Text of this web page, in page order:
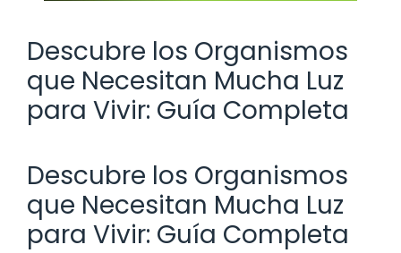
Descubre los Organismos
que Necesitan Mucha Luz
para Vivir: Guía Completa
Descubre los Organismos
que Necesitan Mucha Luz
para Vivir: Guía Completa